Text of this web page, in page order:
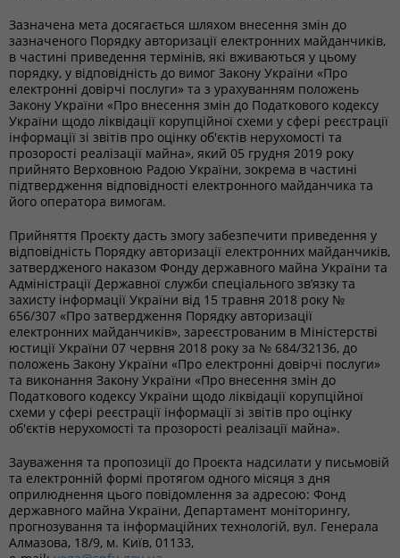
Зазначена мета досягається шляхом внесення змін до
зазначеного Порядку авторизації електронних майданчиків,
в частині приведення термінів, які вживаються у цьому
порядку, у відповідність до вимог Закону України «Про
електронні довірчі послуги» та з урахуванням положень
Закону України «Про внесення змін до Податкового кодексу
України щодо ліквідації корупційної схеми у сфері реєстрації
інформації зі звітів про оцінку об'єктів нерухомості та
прозорості реалізації майна», який 05 грудня 2019 року
прийнято Верховною Радою України, зокрема в частині
підтвердження відповідності електронного майданчика та
його оператора вимогам.
Прийняття Проєкту дасть змогу забезпечити приведення у
відповідність Порядку авторизації електронних майданчиків,
затвердженого наказом Фонду державного майна України та
Адміністрації Державної служби спеціального зв’язку та
захисту інформації України від 15 травня 2018 року №
656/307 «Про затвердження Порядку авторизації
електронних майданчиків», зареєстрованим в Міністерстві
юстиції України 07 червня 2018 року за № 684/32136, до
положень Закону України «Про електронні довірчі послуги»
та виконання Закону України «Про внесення змін до
Податкового кодексу України щодо ліквідації корупційної
схеми у сфері реєстрації інформації зі звітів про оцінку
об'єктів нерухомості та прозорості реалізації майна».
Зауваження та пропозиції до Проєкта надсилати у письмовій
та електронній формі протягом одного місяця з дня
оприлюднення цього повідомлення за адресою: Фонд
державного майна України, Департамент моніторингу,
прогнозування та інформаційних технологій, вул. Генерала
Алмазова, 18/9, м. Київ, 01133,